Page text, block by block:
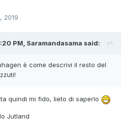
2019
PM, Saramandasama said:
è come descrivi il resto del
quindi mi fido, lieto di saperlo
Jutland